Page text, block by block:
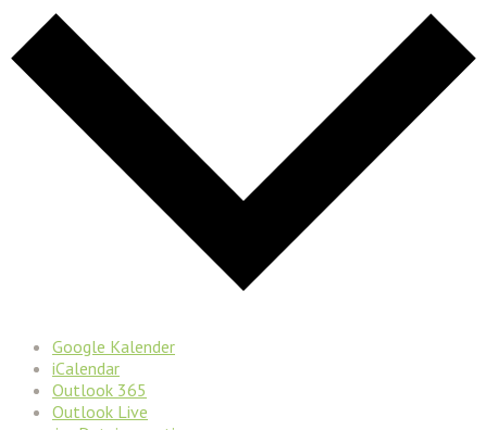
Google Kalender
iCalendar
Outlook 365
Outlook Live